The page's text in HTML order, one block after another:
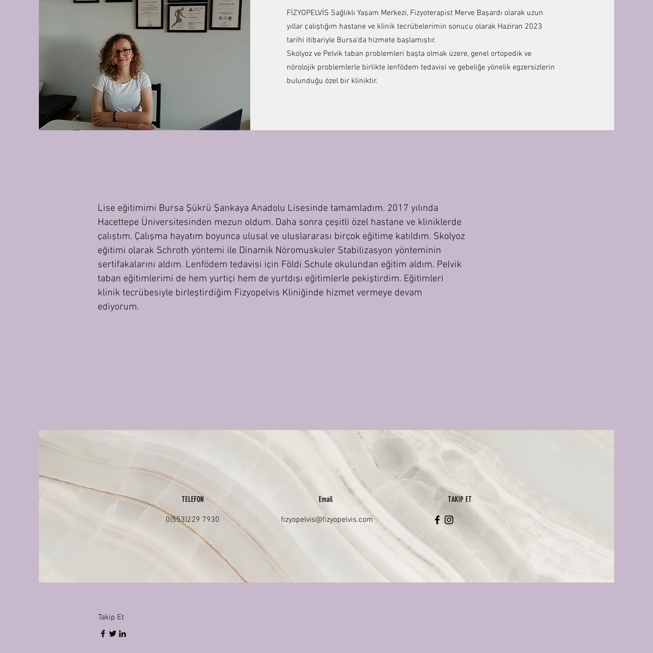
FİZYOPELVİS Sağlıklı Yaşam Merkezi, Fizyoterapist Merve Başardı olarak uzun
yıllar çalıştığım hastane ve klinik tecrübelerimin sonucu olarak Haziran 2023
tarihi itibariyle Bursa'da hizmete başlamıştır.
Skolyoz ve Pelvik taban problemleri başta olmak üzere, genel ortopedik ve
nörolojik problemlerle birlikte lenfödem tedavisi ve gebeliğe yönelik egzersizlerin
bulunduğu özel bir kliniktir.
Lise eğitimimi Bursa Şükrü Şankaya Anadolu Lisesinde tamamladım. 2017 yılında
Hacettepe Üniversitesinden mezun oldum. Daha sonra çeşitli özel hastane ve kliniklerde
çalıştım. Çalışma hayatım boyunca ulusal ve uluslararası birçok eğitime katıldım. Skolyoz
eğitimi olarak Schroth yöntemi ile Dinamik Nöromuskuler Stabilizasyon yönteminin
sertifakalarını aldım. Lenfödem tedavisi için Földi Schule okulundan eğitim aldım. Pelvik
taban eğitimlerimi de hem yurtiçi hem de yurtdışı eğitimlerle pekiştirdim. Eğitimleri
klinik tecrübesiyle birleştirdiğim Fizyopelvis Kliniğinde hizmet vermeye devam
ediyorum.
TELEFON
0(553)229 7930
Email
fizyopelvis@fizyopelvis.com
TAKİP ET
Takip Et